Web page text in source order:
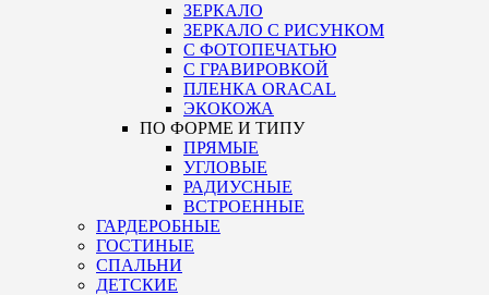
ЗЕРКАЛО
ЗЕРКАЛО С РИСУНКОМ
С ФОТОПЕЧАТЬЮ
С ГРАВИРОВКОЙ
ПЛЕНКА ORACAL
ЭКОКОЖА
ПО ФОРМЕ И ТИПУ
ПРЯМЫЕ
УГЛОВЫЕ
РАДИУСНЫЕ
ВСТРОЕННЫЕ
ГАРДЕРОБНЫЕ
ГОСТИНЫЕ
СПАЛЬНИ
ДЕТСКИЕ